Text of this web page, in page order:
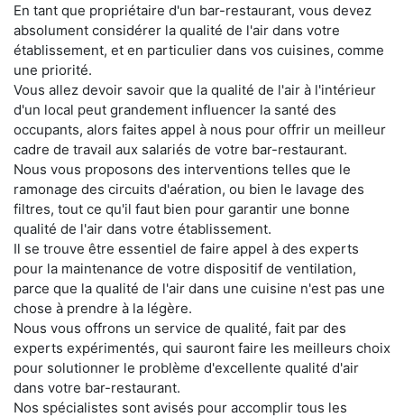
En tant que propriétaire d'un bar-restaurant, vous devez
absolument considérer la qualité de l'air dans votre
établissement, et en particulier dans vos cuisines, comme
une priorité.
Vous allez devoir savoir que la qualité de l'air à l'intérieur
d'un local peut grandement influencer la santé des
occupants, alors faites appel à nous pour offrir un meilleur
cadre de travail aux salariés de votre bar-restaurant.
Nous vous proposons des interventions telles que le
ramonage des circuits d'aération, ou bien le lavage des
filtres, tout ce qu'il faut bien pour garantir une bonne
qualité de l'air dans votre établissement.
Il se trouve être essentiel de faire appel à des experts
pour la maintenance de votre dispositif de ventilation,
parce que la qualité de l'air dans une cuisine n'est pas une
chose à prendre à la légère.
Nous vous offrons un service de qualité, fait par des
experts expérimentés, qui sauront faire les meilleurs choix
pour solutionner le problème d'excellente qualité d'air
dans votre bar-restaurant.
Nos spécialistes sont avisés pour accomplir tous les